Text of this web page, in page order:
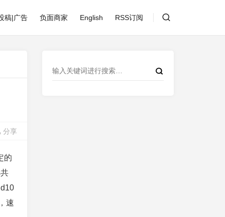
稿|广告 负面商家 English RSS订阅
分享
的
速